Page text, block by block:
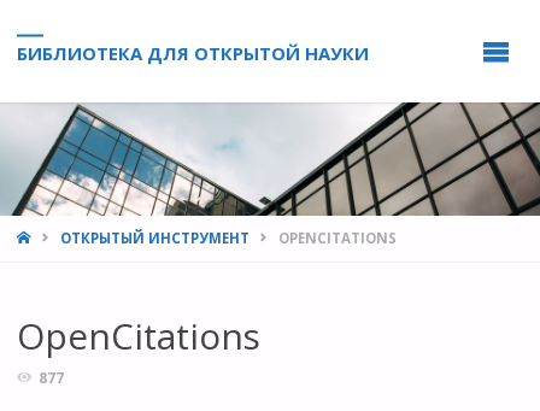
БИБЛИОТЕКА ДЛЯ ОТКРЫТОЙ НАУКИ
HOMEОТКРЫТЫЙ ИНСТРУМЕНТ OPENCITATIONS
OpenCitations
877